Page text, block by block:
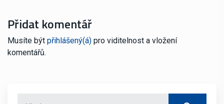
Přidat komentář
Musíte být přihlášený(á) pro viditelnost a vložení
komentářů.